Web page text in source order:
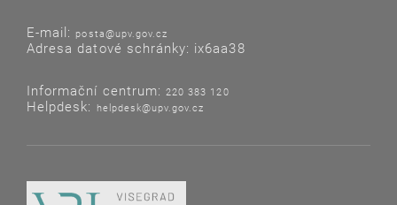
E-mail: posta@upv.gov.cz
Adresa datové schránky: ix6aa38
Informační centrum: 220 383 120
Helpdesk: helpdesk@upv.gov.cz